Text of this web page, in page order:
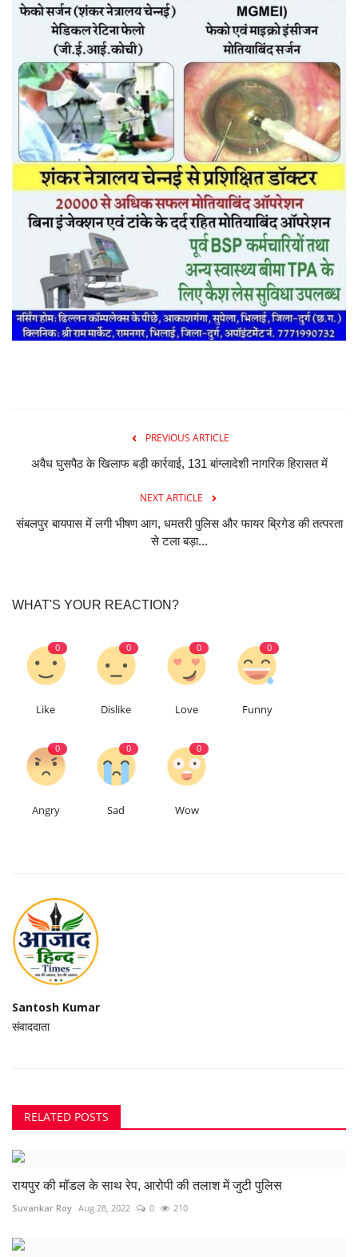
PREVIOUS ARTICLE
अवैध घुसपैठ के खिलाफ बड़ी कार्रवाई, 131 बांग्लादेशी नागरिक हिरासत में
NEXT ARTICLE
संबलपुर बायपास में लगी भीषण आग, धमतरी पुलिस और फायर ब्रिगेड की तत्परता
से टला बड़ा...
WHAT'S YOUR REACTION?
0
Like
0
Dislike
0
Love
0
Funny
0
Angry
0
Sad
0
Wow
Santosh Kumar
संवाददाता
RELATED POSTS
रायपुर की मॉडल के साथ रेप, आरोपी की तलाश में जुटी पुलिस
Suvankar Roy Aug 28, 2022 0 210